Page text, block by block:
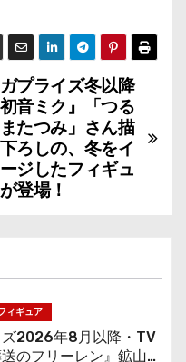
プライズ冬以降
初音ミク』「つる
たつみ」さん描
ろしの、冬をイ
ジしたフィギュ
登場！
ィギュア
ズ2026年8月以降・TV
のフリーレン』鉱山で